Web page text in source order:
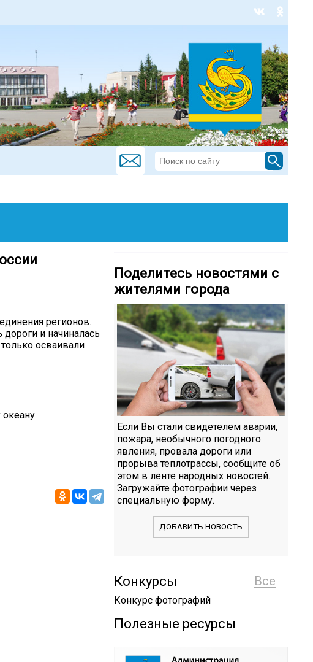
регионов.
и начиналась
осваивали
океану
Поделитесь новостями с
жителями города
Если Вы стали свидетелем аварии,
пожара, необычного погодного
явления, провала дороги или
прорыва теплотрассы, сообщите об
этом в ленте народных новостей.
Загружайте фотографии через
специальную форму.
ДОБАВИТЬ НОВОСТЬ
Все
Конкурсы
Конкурс фотографий
Полезные ресурсы